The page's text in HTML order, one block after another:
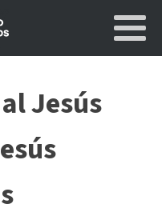
Jesús